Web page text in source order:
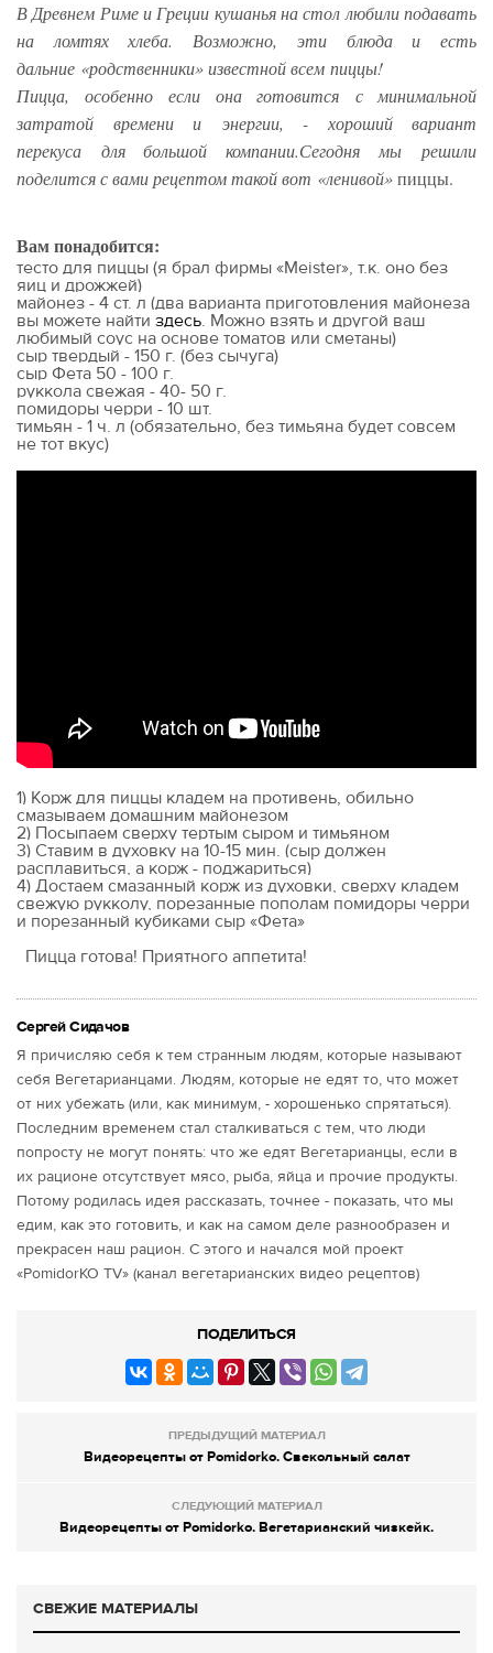
В Древнем Риме и Греции кушанья на стол любили подавать
на ломтях хлеба. Возможно, эти блюда и есть
дальние «родственники» известной всем пиццы!
Пицца, особенно если она готовится с минимальной
затратой времени и энергии, - хороший вариант
перекуса для большой компании.Сегодня мы решили
поделится с вами рецептом такой вот «ленивой»пиццы.
Вам понадобится:
тесто для пиццы (я брал фирмы «Meister», т.к. оно без
яиц и дрожжей)
майонез - 4 ст. л (два варианта приготовления майонеза
вы можете найти здесь. Можно взять и другой ваш
любимый соус на основе томатов или сметаны)
сыр твердый - 150 г. (без сычуга)
сыр Фета 50 - 100 г.
руккола свежая - 40- 50 г.
помидоры черри - 10 шт.
тимьян - 1 ч. л (обязательно, без тимьяна будет совсем
не тот вкус)
1) Корж для пиццы кладем на противень, обильно
смазываем домашним майонезом
2) Посыпаем сверху тертым сыром и тимьяном
3) Ставим в духовку на 10-15 мин. (сыр должен
расплавиться, а корж - поджариться)
4) Достаем смазанный корж из духовки, сверху кладем
свежую рукколу, порезанные пополам помидоры черри
и порезанный кубиками сыр «Фета»
Пицца готова! Приятного аппетита!
Сергей Сидачов
Я причисляю себя к тем странным людям, которые называют
себя Вегетарианцами. Людям, которые не едят то, что может
от них убежать (или, как минимум, - хорошенько спрятаться).
Последним временем стал сталкиваться с тем, что люди
попросту не могут понять: что же едят Вегетарианцы, если в
их рационе отсутствует мясо, рыба, яйца и прочие продукты.
Потому родилась идея рассказать, точнее - показать, что мы
едим, как это готовить, и как на самом деле разнообразен и
прекрасен наш рацион. С этого и начался мой проект
«PomidorKO TV» (канал вегетарианских видео рецептов)
ПОДЕЛИТЬСЯ
ПРЕДЫДУЩИЙ МАТЕРИАЛ
Видеорецепты от Pomidorko. Свекольный салат
СЛЕДУЮЩИЙ МАТЕРИАЛ
Видеорецепты от Pomidorko. Вегетарианский чизкейк.
СВЕЖИЕ МАТЕРИАЛЫ